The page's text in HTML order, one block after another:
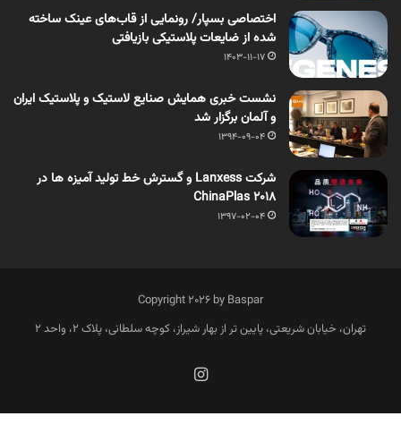
اختصاصی بسپار/ رونمایی از قاب‌های عینک ساخته
شده از ضایعات پلاستیکی بازیافتی
1403-11-17
نشست خبری همایش صنایع لاستیک و پلاستیک ایران
و آلمان برگزار شد
1394-09-04
شرکت Lanxess و گسترش خط تولید آمیزه ها در
ChinaPlas 2018
1397-02-04
Copyright 2026 by Baspar
تهران، خیابان شریعتی، پایین تر از بهار شیراز، کوچه سلطانی، پلاک 2، واحد 2